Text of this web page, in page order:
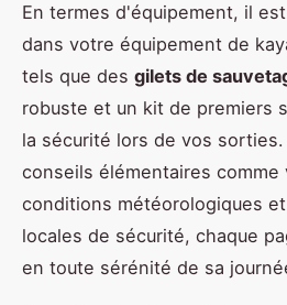
En termes d'équipement, il
dans votre équipement de
tels que des gilets de
robuste et un kit de premiers
la sécurité lors de vos
conseils élémentaires comme
conditions météorologiques
locales de sécurité, chaque
en toute sérénité de sa